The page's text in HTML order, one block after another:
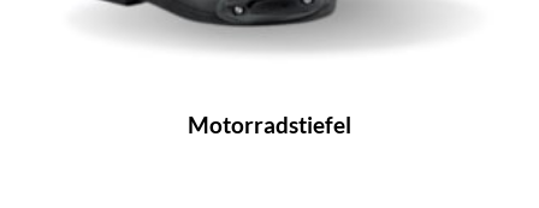
Motorradstiefel